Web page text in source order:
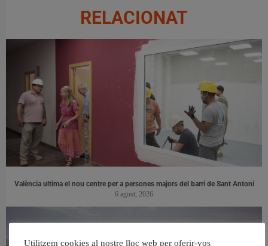
RELACIONAT
València ultima el nou centre per a persones majors del barri de Sant Antoni
6 agost, 2026
Utilitzem cookies al nostre lloc web per oferir-vos